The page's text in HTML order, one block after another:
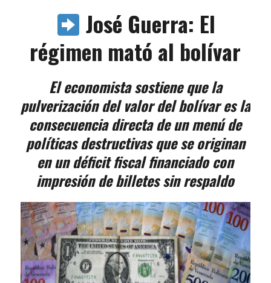
José Guerra: El
régimen mató al bolívar
El economista sostiene que la
pulverización del valor del bolívar es la
consecuencia directa de un menú de
políticas destructivas que se originan
en un déficit fiscal financiado con
impresión de billetes sin respaldo